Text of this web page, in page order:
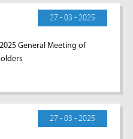
27 - 03 - 2025
General Meeting of
27 - 03 - 2025